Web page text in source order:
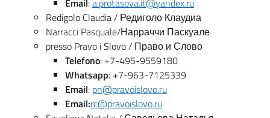
Email:a.protasova.it@yandex.ru
Redigolo Claudia / Редиголо Клаудиа
Narracci Pasquale/Нарраччи Паскуале
presso Pravo i Slovo / Право и Слово
Telefono: +7-495-9559180
Whatsapp: +7-963-7125339
Email: pn@pravoislovo.ru
Email:rc@pravoislovo.ru